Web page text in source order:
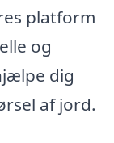
platform
og
dig
af jord.